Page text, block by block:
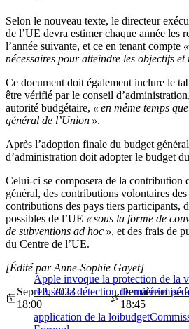
Selon le nouveau texte, le directeur
de l’UE devra estimer chaque année les
l’année suivante, et ce en tenant compte
nécessaires pour atteindre les objectifs et
Ce document doit également inclure le
être vérifié par le conseil
autorité budgétaire, « en même temps
général de l’Union ».
Après l’adoption finale du budget
d’administration doit adopter le budget
Celui-ci se composera de la contribution
général, des contributions volontaires
contributions des pays tiers participants,
possibles de l’UE « sous la forme de
de subventions ad hoc », et des frais de
du Centre de l’UE.
Apple invoque la protection de la
refuser la détection de matériel
[Édité par Anne-Sophie Gayet]
Sep 12, 2023 -
18:00
Dernière mise
18:45
application de la loibudget